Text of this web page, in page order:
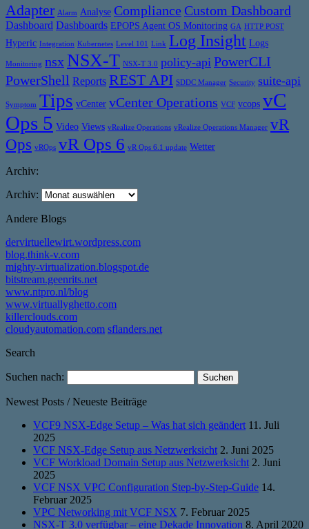
Adapter Alarm Analyse Compliance Custom Dashboard
Dashboard Dashboards EPOPS Agent OS Monitoring GA HTTP POST
Hyperic Integration Kubernetes Level 101 Link Log Insight Logs
Monitoring nsx NSX-T NSX-T 3.0 policy-api PowerCLI
PowerShell Reports REST API SDDC Manager Security suite-api
Symptom Tips vCenter vCenter Operations VCF vcops vC
Ops 5 Video Views vRealize Operations vRealize Operations Manager vR
Ops vROps vR Ops 6 vR Ops 6.1 update Wetter
Archiv:
Archiv:
Andere Blogs
dervirtuellewirt.wordpress.com
blog.think-v.com
mighty-virtualization.blogspot.de
bitstream.geenrits.net
www.ntpro.nl/blog
www.virtuallyghetto.com
killerclouds.com
cloudyautomation.com sflanders.net
Search
Suchen nach:
Newest Posts / Neueste Beiträge
VCF9 NSX-Edge Setup – Was hat sich geändert 11. Juli
2025
VCF NSX-Edge Setup aus Netzwerksicht 2. Juni 2025
VCF Workload Domain Setup aus Netzwerksicht 2. Juni
2025
VCF NSX VPC Configuration Step-by-Step-Guide 14.
Februar 2025
VPC Networking mit VCF NSX 7. Februar 2025
NSX-T 3.0 verfügbar – eine Dekade Innovation 8. April 2020